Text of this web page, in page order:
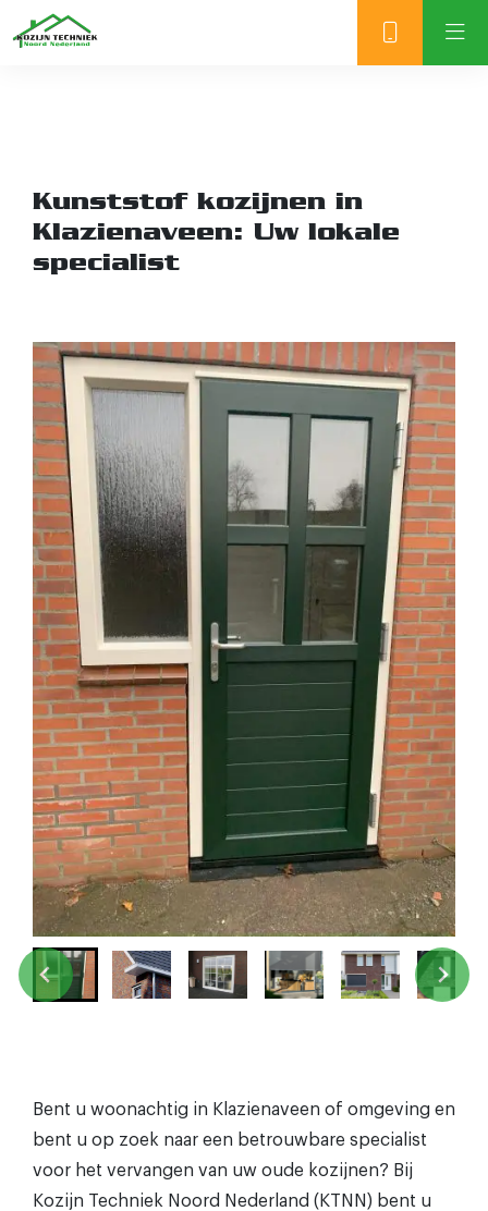
Kunststof kozijnen in
Klazienaveen: Uw lokale
specialist
Bent u woonachtig in Klazienaveen of omgeving en
bent u op zoek naar een betrouwbare specialist
voor het vervangen van uw oude kozijnen? Bij
Kozijn Techniek Noord Nederland (KTNN) bent u